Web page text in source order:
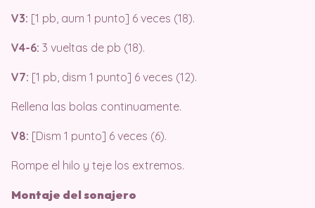
V3: [1 pb, aum 1 punto] 6 veces (18).
V4-6: 3 vueltas de pb (18).
V7: [1 pb, dism 1 punto] 6 veces (12).
Rellena las bolas continuamente.
V8: [Dism 1 punto] 6 veces (6).
Rompe el hilo y teje los extremos.
Montaje del sonajero